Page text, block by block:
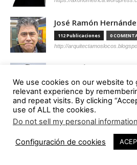
José Ramón
112 Publicaciones 0
http://
95 Publicaciones 0
https://madc.xyz/
Ana Barreiro Blanco
92 Publicaciones
https://tallerabierto.gal/gl/
We use cookies on our website to
relevant experience by
and repeat visits. By clicking
use of ALL the cookies.
Do not sell my personal information
Configuración de cookies